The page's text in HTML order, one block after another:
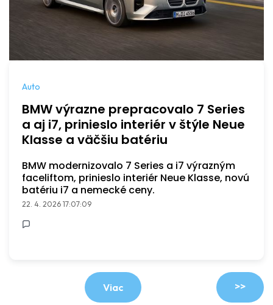
Auto
BMW výrazne prepracovalo 7 Series
a aj i7, prinieslo interiér v štýle Neue
Klasse a väčšiu batériu
BMW modernizovalo 7 Series a i7 výrazným
faceliftom, prinieslo interiér Neue Klasse, novú
batériu i7 a nemecké ceny.
22. 4. 2026 17:07:09
>>